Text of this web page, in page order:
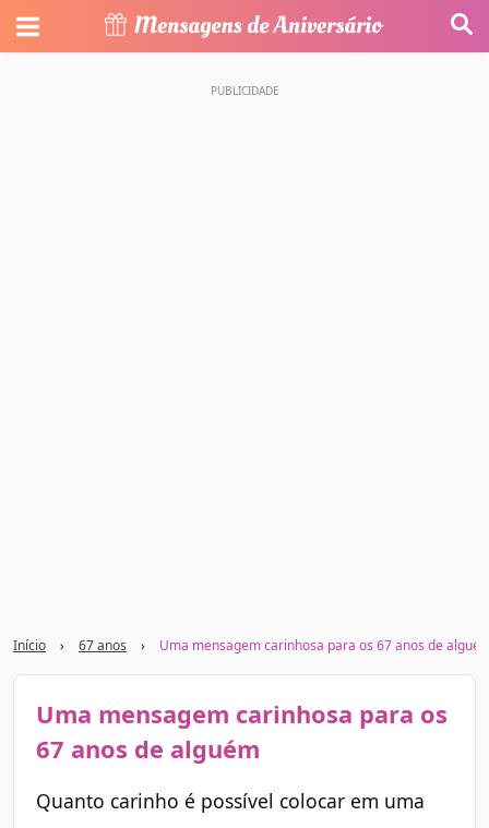
Início › 67 anos › Uma mensagem carinhosa para os 67 anos de
Uma mensagem carinhosa para os
67 anos de alguém
Quanto carinho é possível colocar em uma